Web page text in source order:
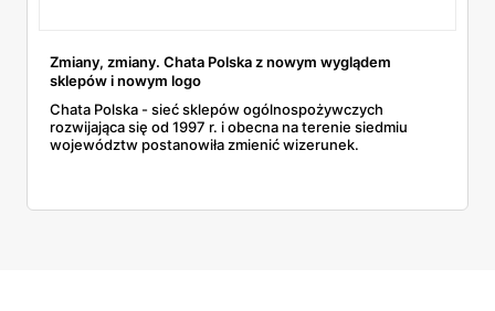
Zmiany, zmiany. Chata Polska z nowym wyglądem
sklepów i nowym logo
Chata Polska - sieć sklepów ogólnospożywczych
rozwijająca się od 1997 r. i obecna na terenie siedmiu
województw postanowiła zmienić wizerunek.